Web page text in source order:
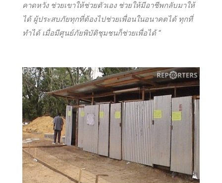
คาดหวัง ช่วยเขาให้ช่วยตัวเอง ช่วยให้มีอาชีพกลับมาให้
ได้ ผู้ประสบภัยทุกที่ต้องไปช่วยเพื่อนในอนาคตได้ ทุกที่
ทำได้ เมื่อมีศูนย์ภัยพิบัติชุมชนก็ช่วยเพื่อได้ “